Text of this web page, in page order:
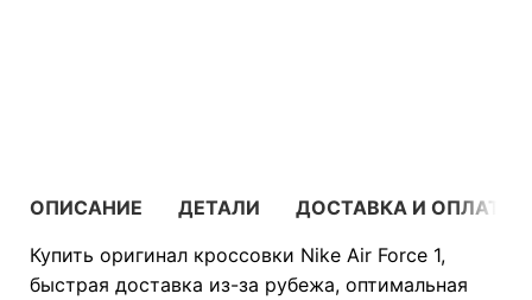
ОПИСАНИЕ ДЕТАЛИ
ДОСТАВКА И ОПЛАТА
Купить оригинал кроссовки Nike Air Force 1,
быстрая доставка из-за рубежа, оптимальная